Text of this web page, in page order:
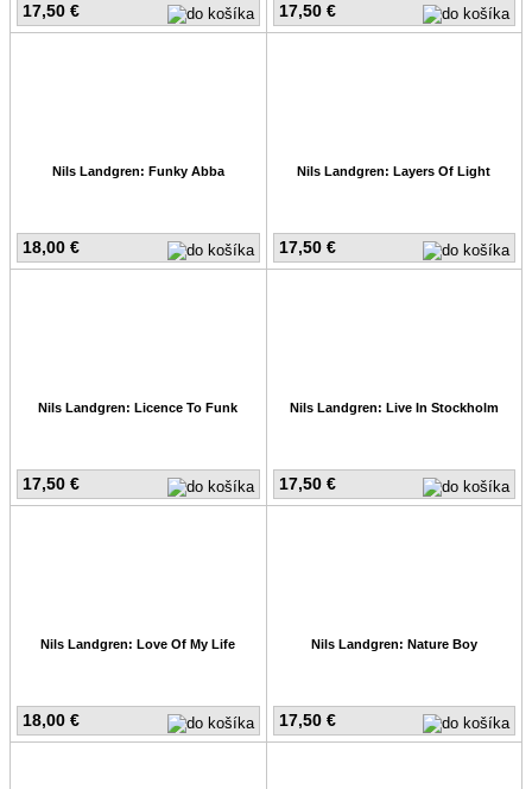
17,50 € 17,50 €
18,00 €
Nils Landgren: Funky Abba
17,50 €
Nils Landgren: Layers Of Light
17,50 €
Nils Landgren: Licence To Funk
17,50 €
Nils Landgren: Live In Stockholm
18,00 €
Nils Landgren: Love Of My Life
17,50 €
Nils Landgren: Nature Boy